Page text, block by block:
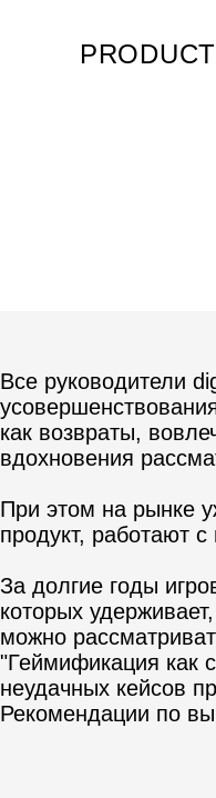
PRODUCT
Все руководители
как возвраты,
вдохновения
При этом на рынке
продукт, работают
За долгие годы
которых
можно
"Геймификация как
неудачных кейсов
Рекомендации по